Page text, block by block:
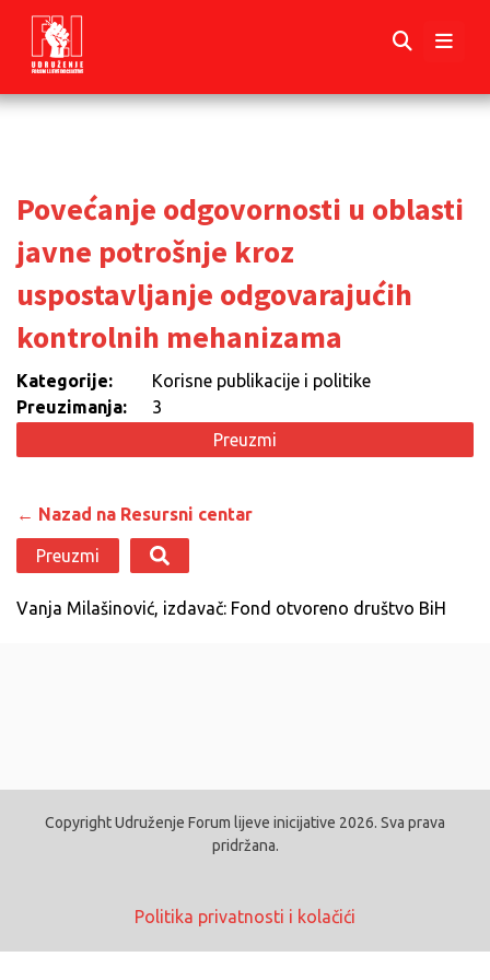
Povećanje odgovornosti u oblasti
javne potrošnje kroz
uspostavljanje odgovarajućih
kontrolnih mehanizama
Kategorije:
Korisne publikacije i politike
Preuzimanja:
3
Preuzmi
← Nazad na Resursni centar
Vanja Milašinović, izdavač: Fond otvoreno društvo BiH
Preuzmi
Copyright Udruženje Forum lijeve inicijative 2026. Sva prava
pridržana.
Politika privatnosti i kolačići